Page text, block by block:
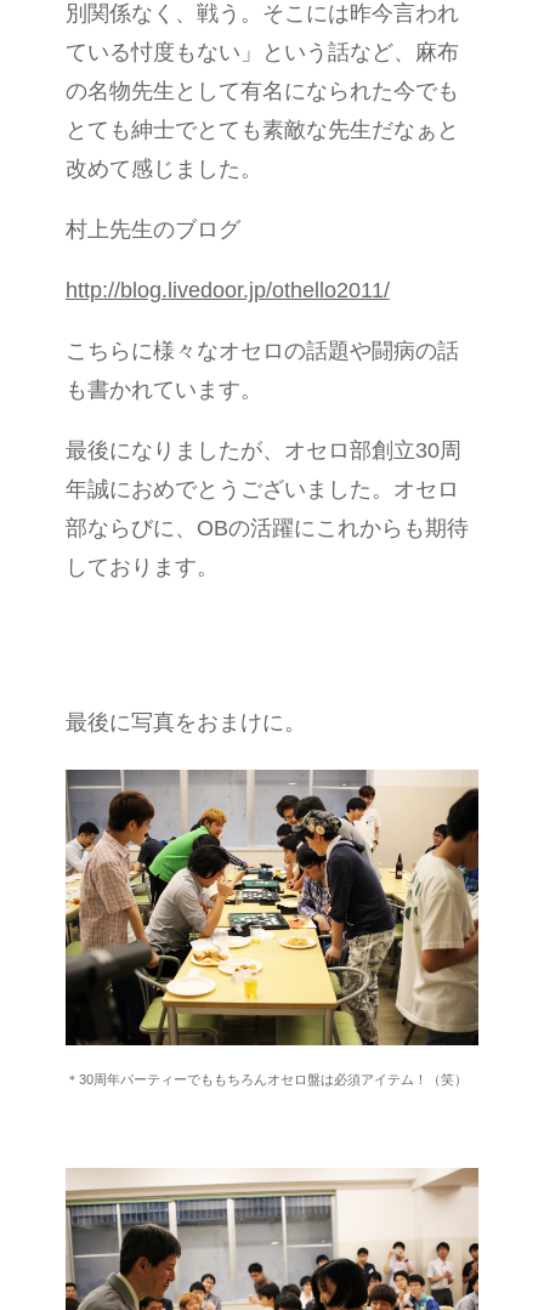
別関係なく、戦う。そこには昨今言われ
ている忖度もない」という話など、麻布
の名物先生として有名になられた今でも
とても紳士でとても素敵な先生だなぁと
改めて感じました。
村上先生のブログ
http://blog.livedoor.jp/othello2011/
こちらに様々なオセロの話題や闘病の話
も書かれています。
最後になりましたが、オセロ部創立30周
年誠におめでとうございました。オセロ
部ならびに、OBの活躍にこれからも期待
しております。
最後に写真をおまけに。
＊30周年パーティーでももちろんオセロ盤は必須アイテム！（笑）